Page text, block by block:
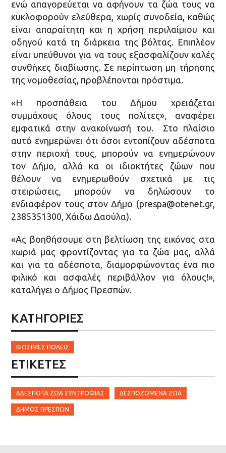
ενώ απαγορεύεται να αφήνουν τα ζώα τους να
κυκλοφορούν ελεύθερα, χωρίς συνοδεία, καθώς
είναι απαραίτητη και η χρήση περιλαίμιου και
οδηγού κατά τη διάρκεια της βόλτας. Επιπλέον
είναι υπεύθυνοι για να τους εξασφαλίζουν καλές
συνθήκες διαβίωσης. Σε περίπτωση μη τήρησης
της νομοθεσίας, προβλέπονται πρόστιμα.
«Η προσπάθεια του Δήμου χρειάζεται
συμμάχους όλους τους πολίτες», αναφέρει
εμφατικά στην ανακοίνωσή του. Στο πλαίσιο
αυτό ενημερώνει ότι όσοι εντοπίζουν αδέσποτα
στην περιοχή τους, μπορούν να ενημερώνουν
τον Δήμο, αλλά κα οι ιδιοκτήτες ζώων που
θέλουν να ενημερωθούν σχετικά με τις
στειρώσεις, μπορούν να δηλώσουν το
ενδιαφέρον τους στον Δήμο (prespa@otenet.gr,
2385351300, Χάιδω Δαούλα).
«Ας βοηθήσουμε στη βελτίωση της εικόνας στα
χωριά μας φροντίζοντας για τα ζώα μας, αλλά
και για τα αδέσποτα, διαμορφώνοντας ένα πιο
φιλικό και ασφαλές περιβάλλον για όλους!»,
καταλήγει ο Δήμος Πρεσπών.
ΚΑΤΗΓΟΡΙΕΣ
ΒΙΏΣΙΜΕΣ ΠΌΛΕΙΣ
ΕΤΙΚΈΤΕΣ
ΑΔΈΣΠΟΤΑ ΖΏΑ ΣΥΝΤΡΟΦΙΆΣ ΔΕΣΠΟΖΌΜΕΝΑ ΖΏΑ
ΔΉΜΟΣ ΠΡΕΣΠΏΝ